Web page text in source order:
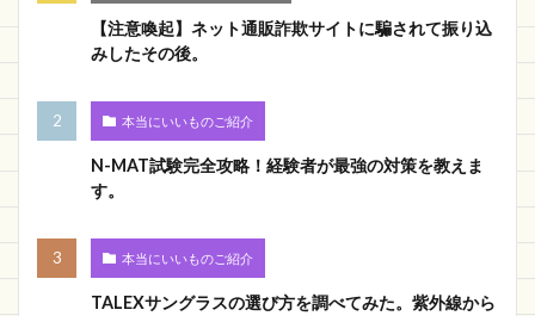
【注意喚起】ネット通販詐欺サイトに騙されて振り込
みしたその後。
本当にいいものご紹介
N-MAT試験完全攻略！経験者が最強の対策を教えま
す。
本当にいいものご紹介
TALEXサングラスの選び方を調べてみた。紫外線から